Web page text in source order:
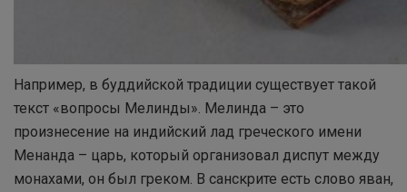
Например, в буддийской традиции существует такой
текст «вопросы Мелинды». Мелинда – это
произнесение на индийский лад греческого имени
Менанда – царь, который организовал диспут между
монахами, он был греком. В санскрите есть слово яван,